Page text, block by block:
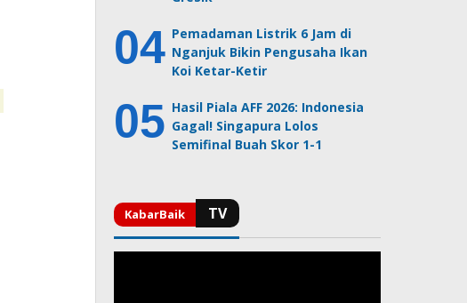
Pemadaman Listrik 6 Jam di
Nganjuk Bikin Pengusaha Ikan
Koi Ketar-Ketir
Hasil Piala AFF 2026: Indonesia
Gagal! Singapura Lolos
Semifinal Buah Skor 1-1